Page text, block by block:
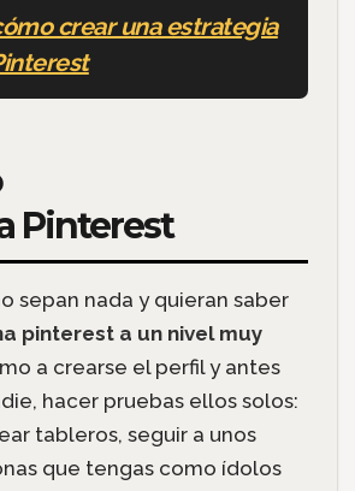
crear una estrategia
Pinterest
sepan nada y quieran saber
pinterest a un nivel muy
a crearse el perfil y antes
hacer pruebas ellos solos:
tableros, seguir a unos
que tengas como ídolos